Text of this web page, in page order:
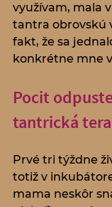
využívam, mala
tantra obrovskú
fakt, že sa
konkrétne mne
Pocit
tantrická
Prvé tri týždne
totiž v
mama neskôr